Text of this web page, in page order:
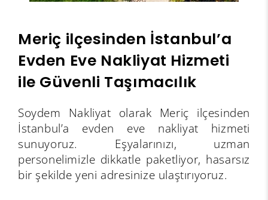
Meriç ilçesinden İstanbul’a
Evden Eve Nakliyat Hizmeti
ile Güvenli Taşımacılık
Soydem Nakliyat olarak Meriç ilçesinden
İstanbul’a evden eve nakliyat hizmeti
sunuyoruz. Eşyalarınızı, uzman
personelimizle dikkatle paketliyor, hasarsız
bir şekilde yeni adresinize ulaştırıyoruz.